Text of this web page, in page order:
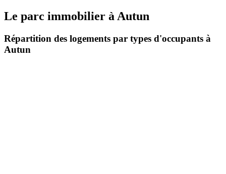
Le parc immobilier àAutun
Répartition des logements par types d'occupants à
Autun